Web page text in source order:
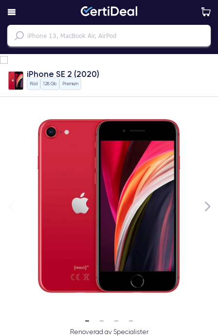
iPhone SE 2 (2020)
Röd 128 Gb Premium
Renoverad av Specialister